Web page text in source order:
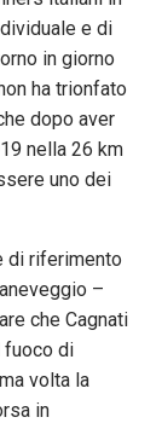
e di
in giorno
ha trionfato
dopo aver
nella 26 km
uno dei
di riferimento
–
che Cagnati
fuoco di
volta la
in